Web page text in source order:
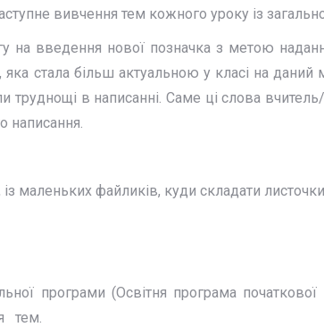
вивчення тем кожного уроку із
на введення нової позначка з метою
стала більш актуальною у класі на даний
в написанні. Саме ці слова
написання.
маленьких файликів, куди складати
програми (Освітня програма
тем.